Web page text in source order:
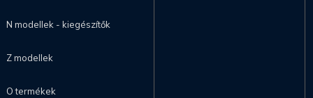
N modellek - kiegészítők
Z modellek
O termékek